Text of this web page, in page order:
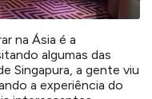
na Ásia é a
algumas das
Singapura, a gente viu
a experiência do